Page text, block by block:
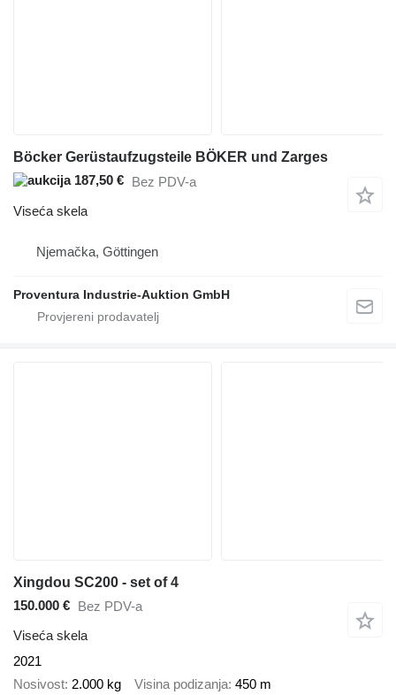
Böcker Gerüstaufzugsteile BÖKER und Zarges
187,50 € Bez PDV-a
Viseća skela
Njemačka, Göttingen
Proventura Industrie-Auktion GmbH
Xingdou SC200 - set of 4
150.000 € Bez PDV-a
Viseća skela
2021
Nosivost 2.000 kg Visina podizanja 450 m